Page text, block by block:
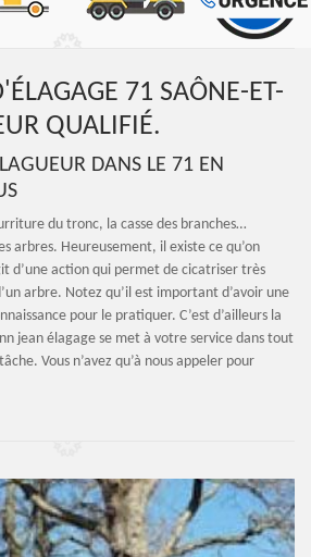
71 SAÔNE-ET-
QUALIFIÉ.
DANS LE 71 EN
du tronc, la casse des branches…
arbres. Heureusement, il existe ce qu’on
d’une action qui permet de cicatriser très
arbre. Notez qu’il est important d’avoir une
pour le pratiquer. C’est d’ailleurs la
jean élagage se met à votre service dans tout
Vous n’avez qu’à nous appeler pour